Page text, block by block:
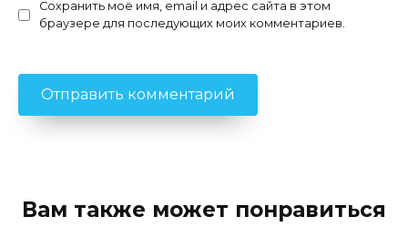
Сохранить моё имя, email и адрес сайта в этом
браузере для последующих моих комментариев.
Вам также может понравиться